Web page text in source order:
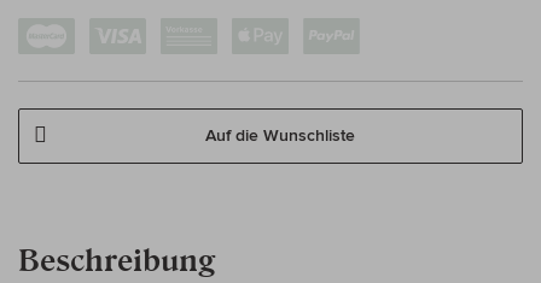
Auf die Wunschliste
Beschreibung